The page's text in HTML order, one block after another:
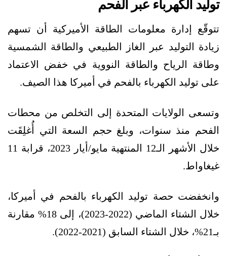
توليد الكهرباء عبر الفحم
تتوقّع إدارة معلومات الطاقة الأميركية أن تسهم
زيادة التوليد عبر الغاز الطبيعي والطاقة الشمسية
وطاقة الرياح والطاقة النووية في خفض الاعتماد
على توليد الكهرباء بالفحم في أميركا هذا الصيف.
وتسعى الولايات المتحدة إلى التخلص من محطات
الفحم منذ سنوات، وبلغ حجم السعة التي أُغلِقَت
خلال الأشهر الـ12 المنتهية مايو/أيار 2023، قرابة 11
غيغاواط.
وانخفضت حصة توليد الكهرباء بالفحم في أميركا،
خلال الشتاء الماضي (2022-2023)، إلى 18% مقارنة
بـ21%، خلال الشتاء السابق (2021-2022).